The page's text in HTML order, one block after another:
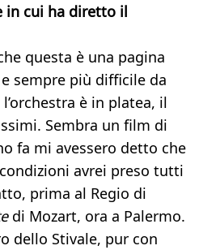
in cui ha diretto il
questa è una pagina
sempre più difficile da
è in platea, il
Sembra un film di
fa mi avessero detto che
avrei preso tutti
prima al Regio di
di Mozart, ora a Palermo.
dello Stivale, pur con